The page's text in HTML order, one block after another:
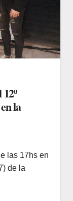
la
las 17hs en
de la